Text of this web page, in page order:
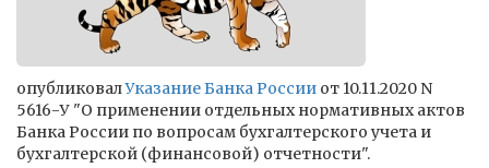
опубликовалУказание Банка России от 10.11.2020 N
5616-У "О применении отдельных нормативных актов
Банка России по вопросам бухгалтерского учета и
бухгалтерской (финансовой) отчетности".